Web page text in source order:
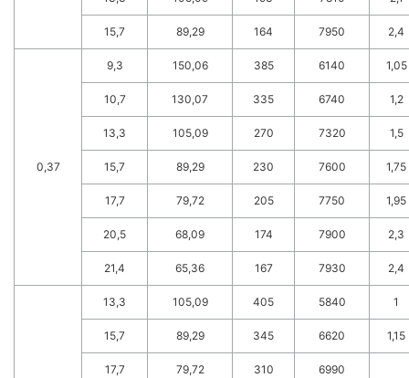
15,7 89,29 164 7950 2,4
0,37
9,3 150,06 385 6140 1,05
10,7 130,07 335 6740 1,2
13,3 105,09 270 7320 1,5
15,7 89,29 230 7600 1,75
17,7 79,72 205 7750 1,95
20,5 68,09 174 7900 2,3
21,4 65,36 167 7930 2,4
13,3 105,09 405 5840 1
15,7 89,29 345 6620 1,15
17,7 79,72 310 6990